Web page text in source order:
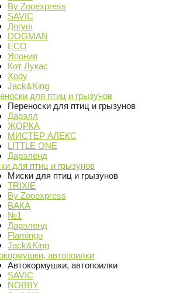
By Zooexpress
SAVIC
Догуш
DOGMAN
ECO
Япония
Кот Лукас
Xody
Jack&King
для птиц и грызунов
Переноски для птиц и грызунов
Дарэлл
ЖОРКА
МИСТЕР АЛЕКС
LITTLE ONE
Дарэленд
для птиц и грызунов
Миски для птиц и грызунов
TRIXIE
By Zooexpress
ВАКА
№1
Дарэленд
Flamingo
Jack&King
автопоилки
Автокормушки, автопоилки
SAVIC
NOBBY